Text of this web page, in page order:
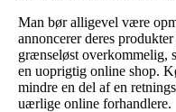
Man bør alligevel være
annoncerer deres
grænseløst overkommelig,
en uoprigtig online shop.
mindre en del af en
uærlige online forhandlere.